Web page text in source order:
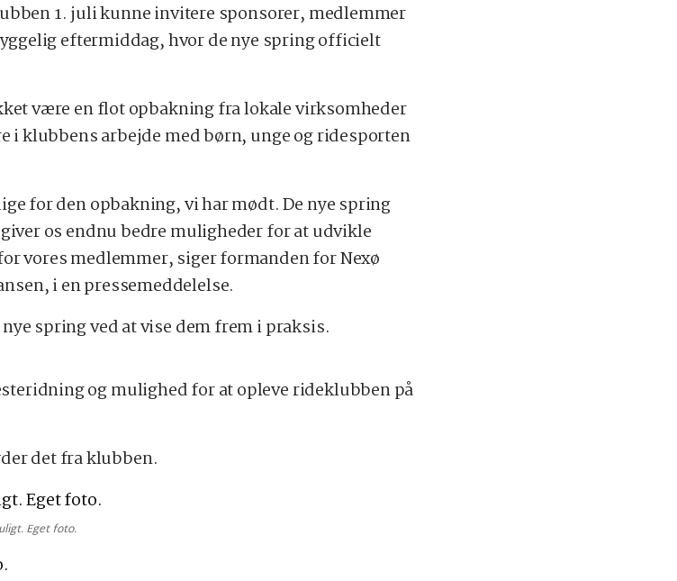
1. juli kunne invitere sponsorer, medlemmer
eftermiddag, hvor de nye spring officielt
være en flot opbakning fra lokale virksomheder
i klubbens arbejde med børn, unge og ridesporten
for den opbakning, vi har mødt. De nye spring
os endnu bedre muligheder for at udvikle
vores medlemmer, siger formanden for Nexø
i en pressemeddelelse.
spring ved at vise dem frem i praksis.
og mulighed for at opleve rideklubben på
det fra klubben.
Eget foto.